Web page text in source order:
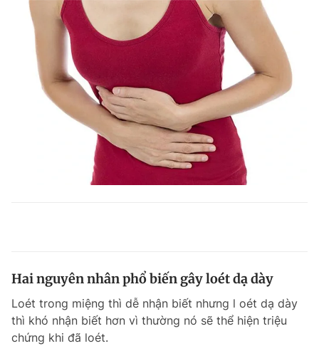
Hai nguyên nhân phổ biến gây loét dạ dày
Loét trong miệng thì dễ nhận biết nhưng l oét dạ dày
thì khó nhận biết hơn vì thường nó sẽ thể hiện triệu
chứng khi đã loét.